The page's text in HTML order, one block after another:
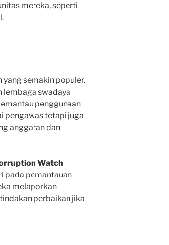
mereka, seperti
yang semakin populer.
lembaga swadaya
penggunaan
pengawas tetapi juga
anggaran dan
Watch
pada pemantauan
melaporkan
perbaikan jika